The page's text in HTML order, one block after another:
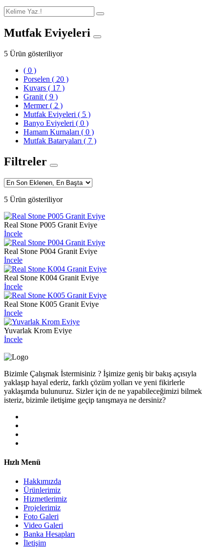
Mutfak Eviyeleri
5 Ürün gösteriliyor
( 0 )
Porselen ( 20 )
Kuvars ( 17 )
Granit ( 9 )
Mermer( 2 )
Mutfak Eviyeleri ( 5 )
Banyo Eviyeleri ( 0 )
Hamam Kurnaları ( 0 )
Mutfak Bataryaları ( 7 )
Filtreler
5 Ürün gösteriliyor
Real Stone P005 Granit Eviye
İncele
Real Stone P004 Granit Eviye
İncele
Real Stone K004 Granit Eviye
İncele
Real Stone K005 Granit Eviye
İncele
Yuvarlak Krom Eviye
İncele
Bizimle Çalışmak İstermisiniz ? İşimize geniş bir bakış açısıyla
yaklaşıp hayal ederiz, farklı çözüm yolları ve yeni fikirlerle
yaklaşımda bulunuruz. Sizler için de ne yapabileceğimizi bilmek
isteriz, bizimle iletişime geçip tanışmaya ne dersiniz?
Hızlı Menü
Hakkımızda
Ürünlerimiz
Hizmetlerimiz
Projelerimiz
Foto Galeri
Video Galeri
Banka Hesapları
İletişim